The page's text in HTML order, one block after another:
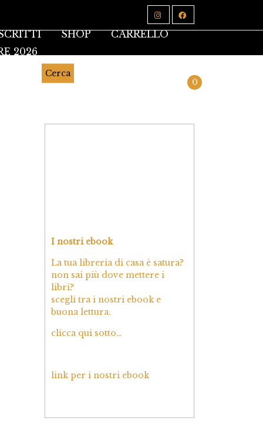
SHOP
CARRELLO
2026
Cerca
0
I nostri ebook
La tua libreria di casa è satura?
non sai più dove mettere i
libri?
scegli tra i nostri ebook e
buona lettura.
clicca qui sotto…
link per i nostri ebook